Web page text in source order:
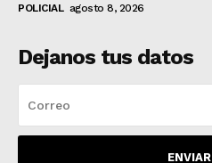
POLICIAL agosto 8, 2026
Dejanos tus datos
ENVIAR